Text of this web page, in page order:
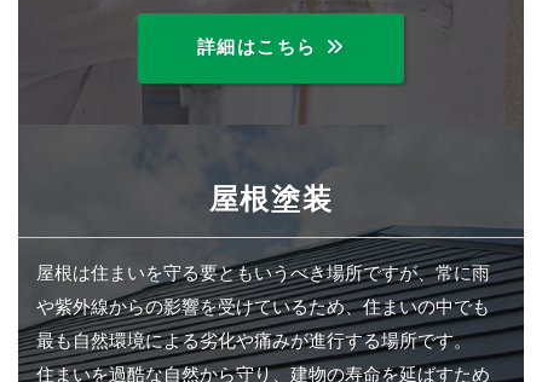
詳細はこちら
屋根塗装
屋根は住まいを守る要ともいうべき場所ですが、常に雨
や紫外線からの影響を受けているため、住まいの中でも
最も自然環境による劣化や痛みが進行する場所です。
住まいを過酷な自然から守り、建物の寿命を延ばすため